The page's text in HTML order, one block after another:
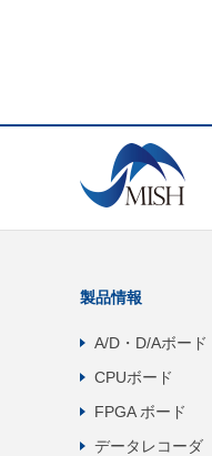
製品情報
A/D・D/Aボード
CPUボード
FPGA ボード
データレコーダ